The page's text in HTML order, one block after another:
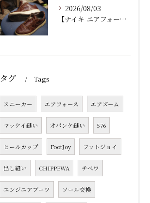
2026/08/03
【ナイキ エアフォース1 修理】加水分解したソール内部クッション交換＆オパンケ縫いで劇的復活！
タグ Tags
スニーカー エアフォース エアズーム
マッケイ縫い オパンケ縫い 576
ヒールカップ FootJoy フットジョイ
出し縫い CHIPPEWA チペワ
エンジニアブーツ ソール交換